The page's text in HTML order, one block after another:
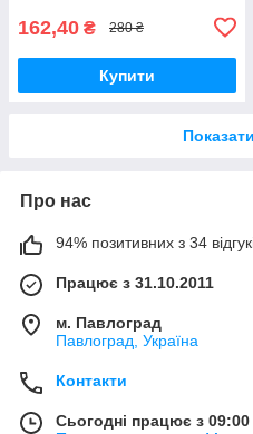
162,40 ₴ 280 ₴
Купити
Про нас
94% позитивних з 34
Працює з 31.10.2011
м. Павлоград
Павлоград, Україна
Контакти
Сьогодні працює з